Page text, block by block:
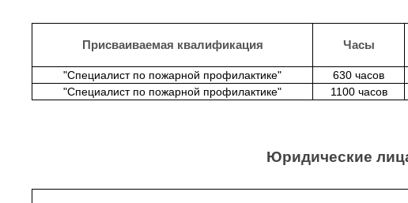
Присваиваемая квалификация Часы
"Специалист по пожарной профилактике" 630 часов
"Специалист по пожарной профилактике"
1100 часов
Юридические